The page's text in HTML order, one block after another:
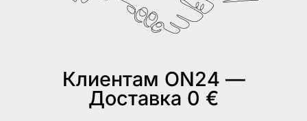
Клиентам ON24 —
Доставка 0 €